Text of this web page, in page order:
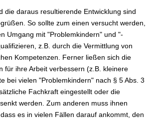
die daraus resultierende Entwicklung sind
So sollte zum einen versucht werden,
Umgang mit "Problemkindern" und "-
z.B. durch die Vermittlung von
Kompetenzen. Ferner ließen sich die
für ihre Arbeit verbessern (z.B. kleinere
bei vielen "Problemkindern" nach § 5 Abs. 3
Fachkraft eingestellt oder die
werden. Zum anderen muss ihnen
es in vielen Fällen darauf ankommt, den